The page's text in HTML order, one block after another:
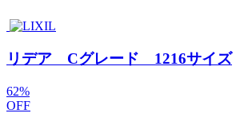
リデア Cグレード 1216サイズ
62%
OFF